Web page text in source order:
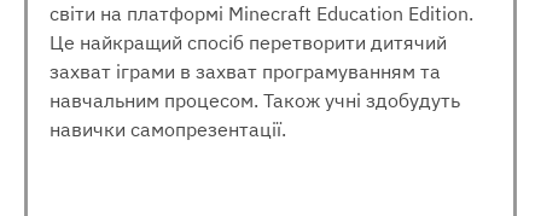
світи на платформі Minecraft Education Edition.
Це найкращий спосіб перетворити дитячий
захват іграми в захват програмуванням та
навчальним процесом. Також учні здобудуть
навички самопрезентації.